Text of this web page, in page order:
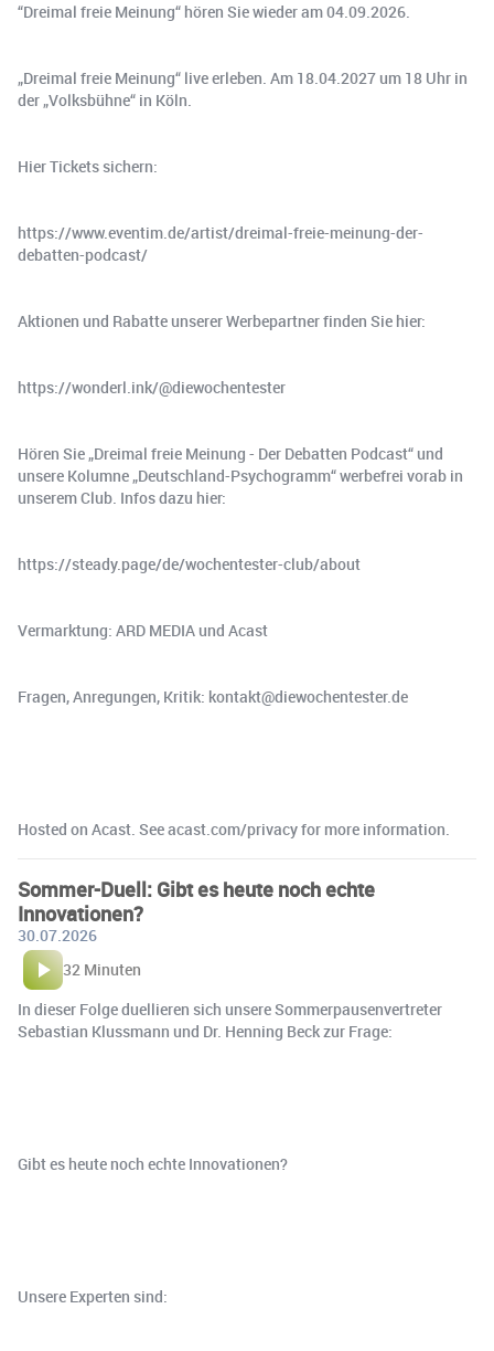
“Dreimal freie Meinung“ hören Sie wieder am 04.09.2026.
„Dreimal freie Meinung“ live erleben. Am 18.04.2027 um 18 Uhr in
der „Volksbühne“ in Köln.
Hier Tickets sichern:
https://www.eventim.de/artist/dreimal-freie-meinung-der-
debatten-podcast/
Aktionen und Rabatte unserer Werbepartner finden Sie hier:
https://wonderl.ink/@diewochentester
Hören Sie „Dreimal freie Meinung - Der Debatten Podcast“ und
unsere Kolumne „Deutschland-Psychogramm“ werbefrei vorab in
unserem Club. Infos dazu hier:
https://steady.page/de/wochentester-club/about
Vermarktung: ARD MEDIA und Acast
Fragen, Anregungen, Kritik: kontakt@diewochentester.de
Hosted on Acast. See acast.com/privacy for more information.
Sommer-Duell: Gibt es heute noch echte
Innovationen?
30.07.2026
32 Minuten
In dieser Folge duellieren sich unsere Sommerpausenvertreter
Sebastian Klussmann und Dr. Henning Beck zur Frage:
Gibt es heute noch echte Innovationen?
Unsere Experten sind: